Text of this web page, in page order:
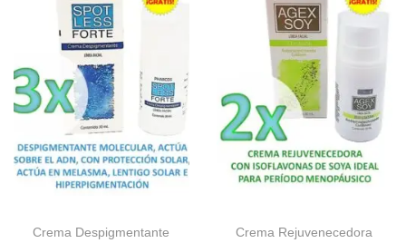
Crema Despigmentante
Crema Rejuvenecedora